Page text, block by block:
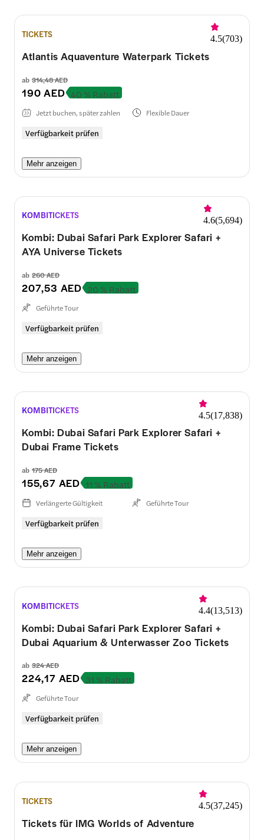
TICKETS 4.5(703)
Atlantis Aquaventure Waterpark Tickets
ab 314,48 AED
190 AED 40 % Rabatt
Verfügbarkeit prüfen
Jetzt buchen, später zahlen Flexible Dauer
Mehr anzeigen
KOMBITICKETS 4.6(5,694)
Kombi: Dubai Safari Park Explorer Safari +
AYA Universe Tickets
ab 260 AED
207,53 AED 20 % Rabatt
Verfügbarkeit prüfen
Geführte Tour
Mehr anzeigen
KOMBITICKETS 4.5(17,838)
Kombi: Dubai Safari Park Explorer Safari +
Dubai Frame Tickets
ab 175 AED
155,67 AED 11 % Rabatt
Verfügbarkeit prüfen
Verlängerte Gültigkeit Geführte Tour
Mehr anzeigen
KOMBITICKETS 4.4(13,513)
Kombi: Dubai Safari Park Explorer Safari +
Dubai Aquarium & Unterwasser Zoo Tickets
ab 324 AED
224,17 AED 31 % Rabatt
Verfügbarkeit prüfen
Geführte Tour
Mehr anzeigen
TICKETS 4.5(37,245)
Tickets für IMG Worlds of Adventure